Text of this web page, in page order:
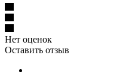
Нет оценок
Оставить отзыв